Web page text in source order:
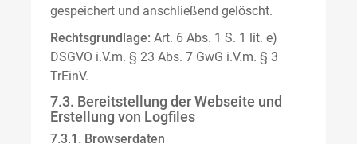
gespeichert und anschließend gelöscht.
Rechtsgrundlage: Art. 6 Abs. 1 S. 1 lit. e)
DSGVO i.V.m. § 23 Abs. 7 GwG i.V.m. § 3
TrEinV.
7.3. Bereitstellung der Webseite und
Erstellung von Logfiles
7.3.1. Browserdaten